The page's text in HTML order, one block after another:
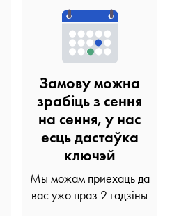
Замову можна
зрабіць з сення
на сення, у нас
есць дастаўка
ключэй
Мы можам приехаць да
вас ужо праз 2 гадзіны